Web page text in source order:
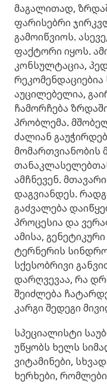
მაგალითად,
ფარისებრი
გამოიწვიოს.
ფაქტორი იყოს.
კონსულტაცია,
აუცილებელია,
ჩამორჩება
პრობლემა.
ძალიან
მომართვიანობის
ამჩნევენ.
დაგვიანდეს.
გაძვალება
პროცესია და
ამისა,
ტერნერის
სქესობრივი
დარღვევაა, რა
შეიძლება
კარგი შედეგი
სპეციალისტი
უწყობს ხელს
ვიტამინები,
ხერხები,